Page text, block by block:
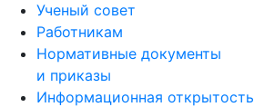
Ученый совет
Работникам
Нормативные документы
и приказы
Информационная открытость